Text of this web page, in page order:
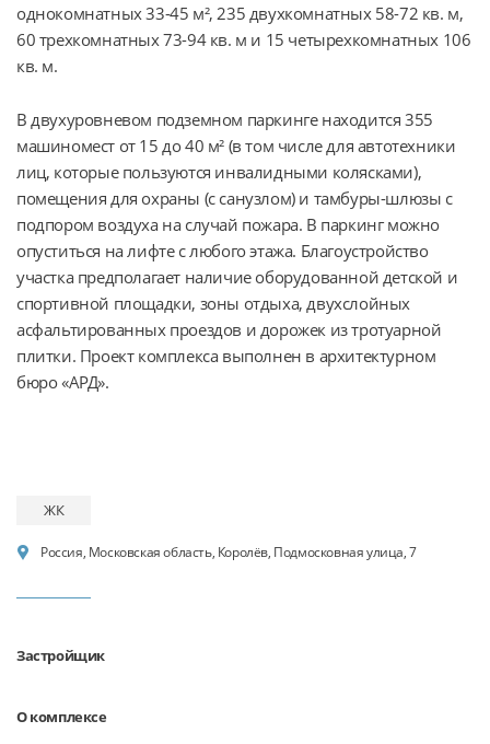
однокомнатных 33-45 м², 235 двухкомнатных 58-72 кв. м,
60 трехкомнатных 73-94 кв. м и 15 четырехкомнатных 106
кв. м.
В двухуровневом подземном паркинге находится 355
машиномест от 15 до 40 м² (в том числе для автотехники
лиц, которые пользуются инвалидными колясками),
помещения для охраны (с санузлом) и тамбуры-шлюзы с
подпором воздуха на случай пожара. В паркинг можно
опуститься на лифте с любого этажа. Благоустройство
участка предполагает наличие оборудованной детской и
спортивной площадки, зоны отдыха, двухслойных
асфальтированных проездов и дорожек из тротуарной
плитки. Проект комплекса выполнен в архитектурном
бюро «АРД».
ЖК
Россия, Московская область, Королёв, Подмосковная улица, 7
Застройщик
О комплексе